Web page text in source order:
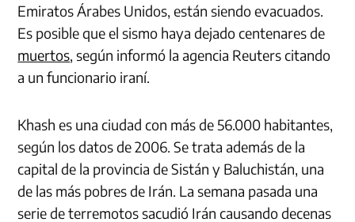
Emiratos Árabes Unidos, están siendo evacuados.
Es posible que el sismo haya dejado centenares de
muertos, según informó la agencia Reuters citando
a un funcionario iraní.
Khash es una ciudad con más de 56.000 habitantes,
según los datos de 2006. Se trata además de la
capital de la provincia de Sistán y Baluchistán, una
de las más pobres de Irán. La semana pasada una
serie de terremotos sacudió Irán causando decenas